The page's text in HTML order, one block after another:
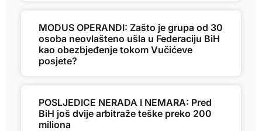
MODUS OPERANDI: Zašto je grupa od 30
osoba neovlašteno ušla u Federaciju BiH
kao obezbjeđenje tokom Vučićeve
posjete?
POSLJEDICE NERADA I NEMARA: Pred
BiH još dvije arbitraže teške preko 200
miliona